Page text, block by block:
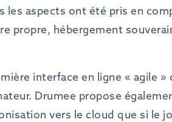
les aspects ont été pris en
hébergement
interface en ligne « agile
Drumee propose
vers le cloud que si le